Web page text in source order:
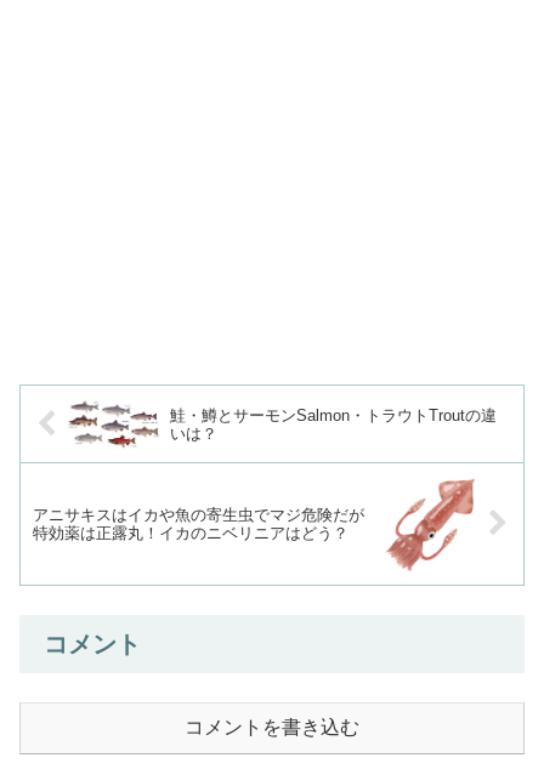
鮭・鱒とサーモンSalmon・トラウトTroutの違
いは？
アニサキスはイカや魚の寄生虫でマジ危険だが
特効薬は正露丸！イカのニベリニアはどう？
コメント
コメントを書き込む